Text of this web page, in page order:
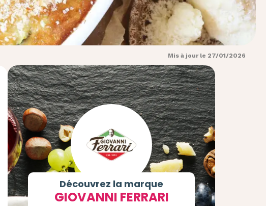
Mis à jour le 27/01/2026
Découvrez la marque
GIOVANNI FERRARI